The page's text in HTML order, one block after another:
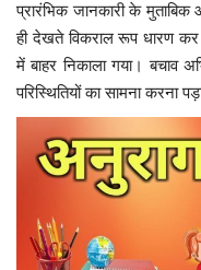
प्रारंभिक जानकारी के
ही देखते विकराल रूप धारण
में बाहर निकाला गया। बचाव
परिस्थितियों का सामना करना